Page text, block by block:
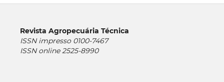
Revista Agropecuária Técnica
ISSN impresso 0100-7467
ISSN online 2525-8990